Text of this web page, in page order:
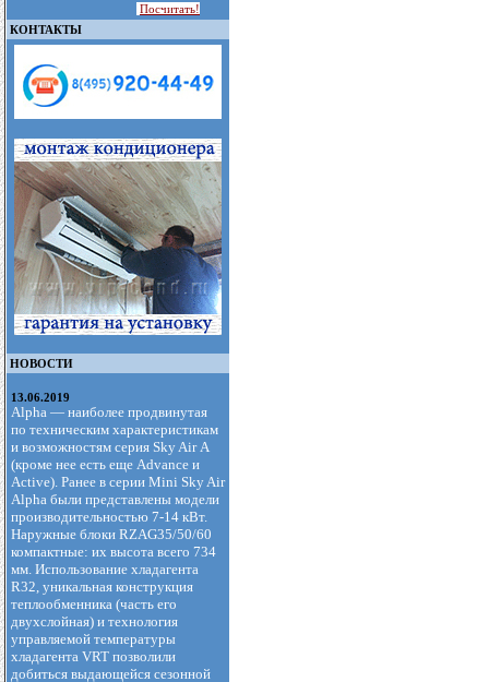
Посчитать!
КОНТАКТЫ
НОВОСТИ
13.06.2019
Alpha — наиболее продвинутая
по техническим характеристикам
и возможностям серия Sky Air А
(кроме нее есть еще Advance и
Active). Ранее в серии Mini Sky Air
Alpha были представлены модели
производительностью 7-14 кВт.
Наружные блоки RZAG35/50/60
компактные: их высота всего 734
мм. Использование хладагента
R32, уникальная конструкция
теплообменника (часть его
двухслойная) и технология
управляемой температуры
хладагента VRT позволили
добиться выдающейся сезонной